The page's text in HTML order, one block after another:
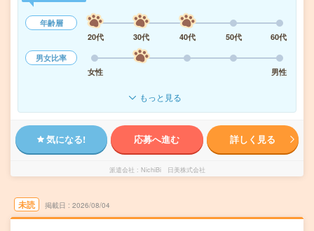
年齢層
20代
30代 40代 50代
60代
男女比率
女性
男性
もっと見る
気になる! 応募へ進む 詳しく見る
派遣会社 NichiBi 日美株式会社
未読 掲載日 2026/08/04